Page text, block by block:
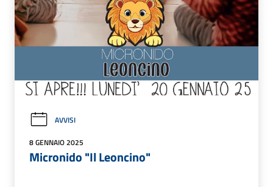
AVVISI
8 GENNAIO 2025
Micronido "Il Leoncino"